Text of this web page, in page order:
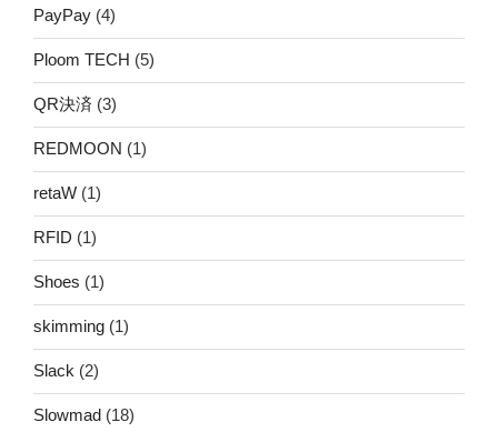
PayPay (4)
Ploom TECH (5)
QR決済 (3)
REDMOON (1)
retaW (1)
RFID (1)
Shoes (1)
skimming (1)
Slack (2)
Slowmad (18)